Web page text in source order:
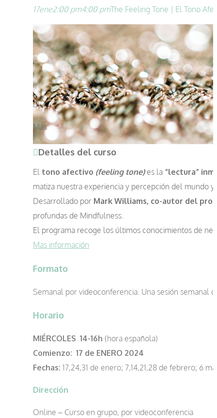
17ene2:00 pm4:00 pmThe Feeling Tone | El Tono
Más
Detalles del curso
El tono afectivo (feeling tone)es la “lectura”
matiza nuestra experiencia y percepción del mundo
Desarrollado por Mark Williams, co-autor del
profundas de Mindfulness.
El programa recoge los últimos conocimientos de
Mas información
Formato
Semanal por videoconferencia. Una sesión semanal
Horario
MIÉRCOLES 14-16h (hora española)
Comienzo: 17 de ENERO 2024
Fechas: 17,24,31 de enero; 7,14,21,28 de febrero; 6
Dirección
Online – Curso en grupo, por videoconferencia